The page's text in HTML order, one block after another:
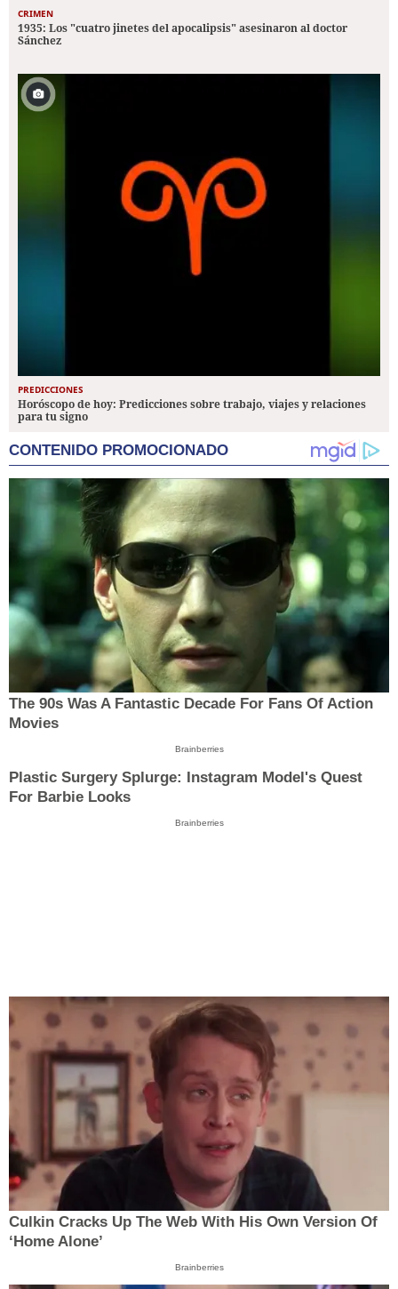
CRIMEN
1935: Los "cuatro jinetes del apocalipsis" asesinaron al doctor
Sánchez
PREDICCIONES
Horóscopo de hoy: Predicciones sobre trabajo, viajes y relaciones
para tu signo
CONTENIDO PROMOCIONADO
The 90s Was A Fantastic Decade For Fans Of Action
Movies
Brainberries
Plastic Surgery Splurge: Instagram Model's Quest
For Barbie Looks
Brainberries
Culkin Cracks Up The Web With His Own Version Of
‘Home Alone’
Brainberries